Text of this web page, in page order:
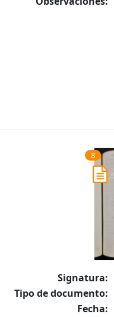
8
Signatura:
Tipo de documento:
Fecha: